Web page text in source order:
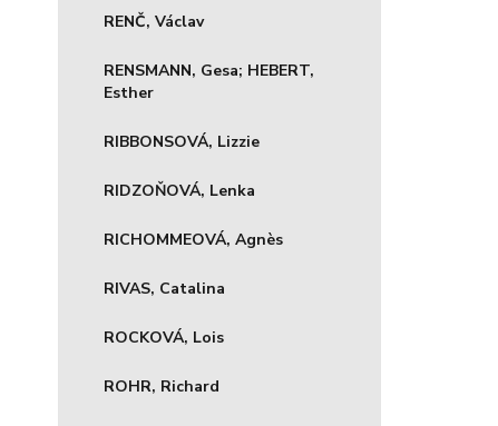
RENČ, Václav
RENSMANN, Gesa; HEBERT,
Esther
RIBBONSOVÁ, Lizzie
RIDZOŇOVÁ, Lenka
RICHOMMEOVÁ, Agnès
RIVAS, Catalina
ROCKOVÁ, Lois
ROHR, Richard